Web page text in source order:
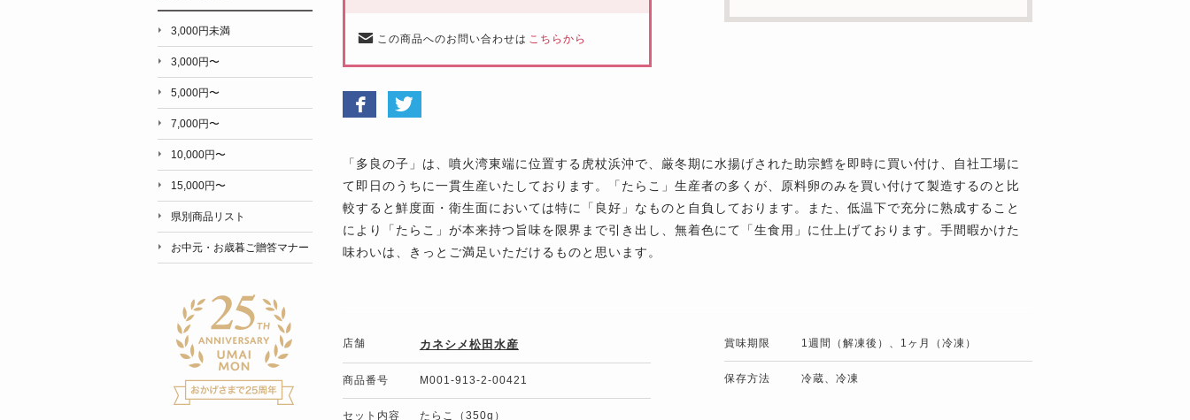
この商品へのお問い合わせは こちらから
「多良の子」は、噴火湾東端に位置する虎杖浜沖で、厳冬期に水揚げされた助宗鱈を即時に買い付け、自社工場に
て即日のうちに一貫生産いたしております。「たらこ」生産者の多くが、原料卵のみを買い付けて製造するのと比
較すると鮮度面・衛生面においては特に「良好」なものと自負しております。また、低温下で充分に熟成すること
により「たらこ」が本来持つ旨味を限界まで引き出し、無着色にて「生食用」に仕上げております。手間暇かけた
味わいは、きっとご満足いただけるものと思います。
店舗 カネシメ松田水産
商品番号 M001-913-2-00421
セット内容 たらこ（350g）
賞味期限 1週間（解凍後）、1ヶ月（冷凍）
保存方法 冷蔵、冷凍
3,000円未満
3,000円〜
5,000円〜
7,000円〜
10,000円〜
15,000円〜
県別商品リスト
お中元・お歳暮ご贈答マナー